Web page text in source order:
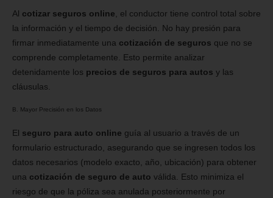
Al cotizar seguros online , el conductor tiene control total sobre
la información y el tiempo de decisión. No hay presión para
firmar inmediatamente una cotización de seguros que no se
comprende completamente. Esto permite analizar
detenidamente los precios de seguros para autos y las
cláusulas.
B. Mayor Precisión en los Datos
El seguro para auto online guía al usuario a través de un
formulario estructurado, asegurando que se ingresen todos los
datos necesarios (modelo exacto, año, ubicación) para obtener
una cotización de seguro de auto válida. Esto minimiza el
riesgo de que la póliza sea anulada posteriormente por